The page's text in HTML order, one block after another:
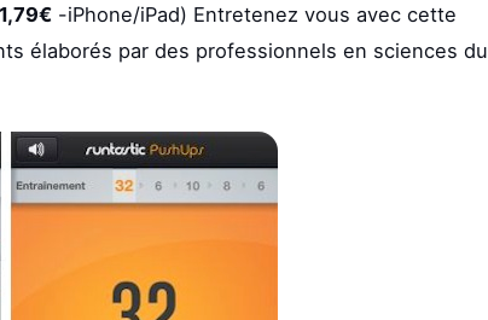
1,79€-iPhone/iPad) Entretenez vous avec cette
élaborés par des professionnels en sciences du